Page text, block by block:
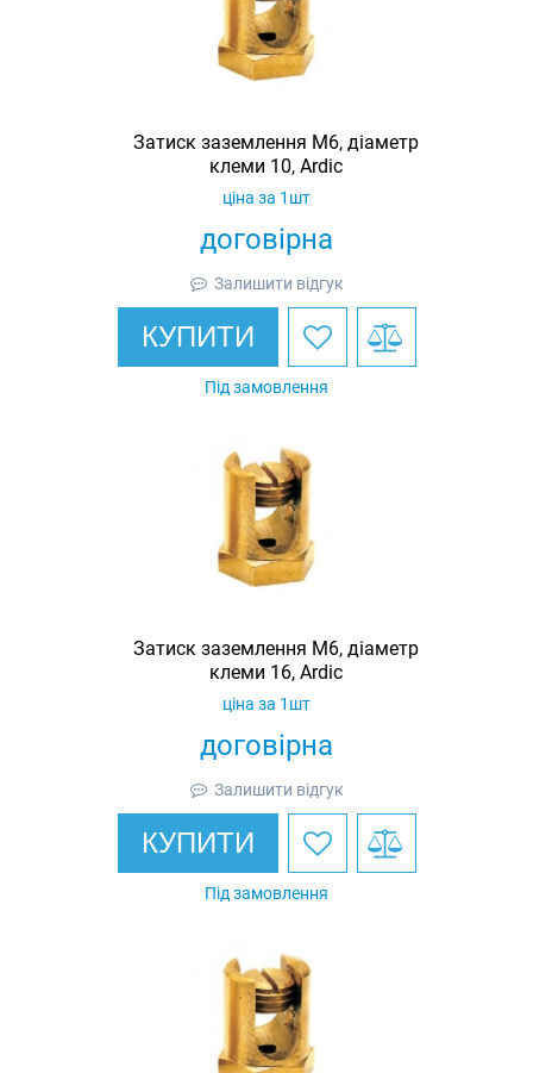
Затиск заземлення M6, діаметр
клеми 10, Ardic
договірна
ціна за 1шт
Залишити відгук
КУПИТИ
Під замовлення
Затиск заземлення M6, діаметр
клеми 16, Ardic
договірна
ціна за 1шт
Залишити відгук
КУПИТИ
Під замовлення